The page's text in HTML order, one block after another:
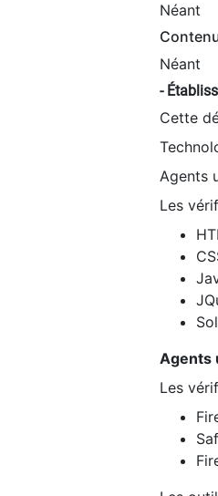
Néant
Néant
-
Cette
Agents
Les
Agents
Les